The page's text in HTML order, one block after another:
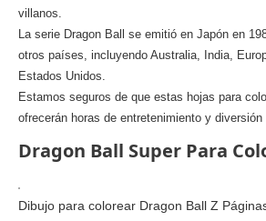
villanos.
La serie Dragon Ball se emitió en Japón en
otros países, incluyendo Australia, India,
Estados Unidos.
Estamos seguros de que estas hojas para
ofrecerán horas de entretenimiento y
Dragon Ball Super Para
Dibujo para colorear Dragon Ball Z